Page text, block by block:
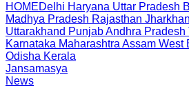
HOMEDelhi Haryana Uttar Pradesh
Madhya Pradesh Rajasthan
Uttarakhand PunjabAndhra Pradesh
Karnataka Maharashtra Assam West
Odisha Kerala
Jansamasya
News